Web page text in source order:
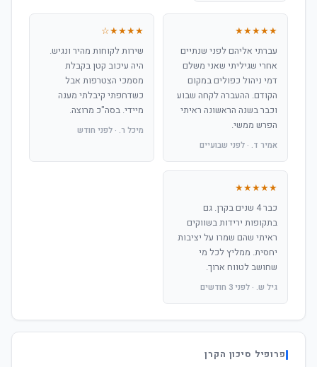
★★★★★
עברתי אליהם לפני שנתיים
אחרי שגיליתי שאני משלם
דמי ניהול כפולים במקום
הקודם. ההעברה לקחה שבוע
וכבר בשנה הראשונה ראיתי
הפרש ממשי.
אמיר ד. · לפני שבועיים
★★★★☆
שירות לקוחות מהיר ונגיש.
היה עיכוב קטן בקבלת
מסמכי הצטרפות אבל
כשדחפתי קיבלתי מענה
מיידי. בסה"כ מרוצה.
מיכל ר. · לפני חודש
★★★★★
כבר 4 שנים בקרן. גם
בתקופות ירידות בשווקים
ראיתי שהם שמרו על יציבות
יחסית. ממליץ לכל מי
שחושב לטווח ארוך.
גיל ש. · לפני 3 חודשים
פרופיל סיכון הקרן